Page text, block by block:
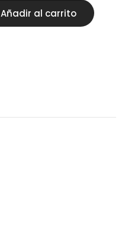
Añadir al carrito